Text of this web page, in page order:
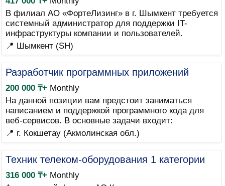
В филиал АО «ФортеЛизинг» в г. Шымкент требуется
системный администратор для поддержки IT-
инфраструктуры компании и пользователей.
📍 Шымкент (SH)
Разработчик программных приложений
200 000 ₸+Monthly
На данной позиции вам предстоит заниматься
написанием и поддержкой программного кода для
веб-сервисов. В основные задачи входит:
📍 г. Кокшетау (Акмолинская обл.)
Техник телеком-оборудования 1 категории
316 000 ₸+Monthly